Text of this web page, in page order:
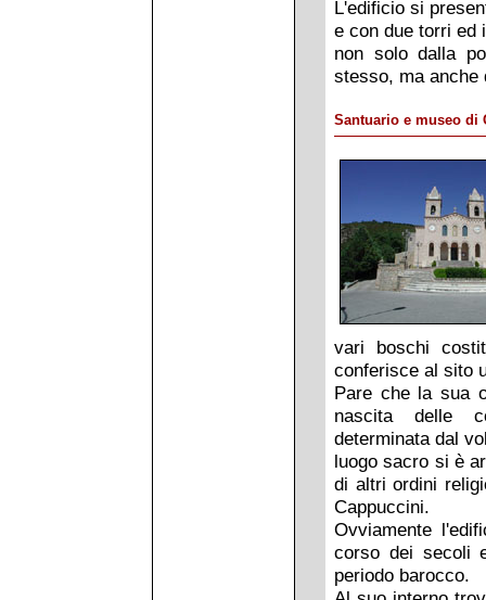
L'edificio si
e con due torri ed
non solo dalla
stesso, ma anche
Santuario e museo di
vari boschi
conferisce al sito
Pare che la sua
nascita delle
determinata dal
luogo sacro si è
di altri ordini
Cappuccini.
Ovviamente
corso dei secoli
periodo barocco.